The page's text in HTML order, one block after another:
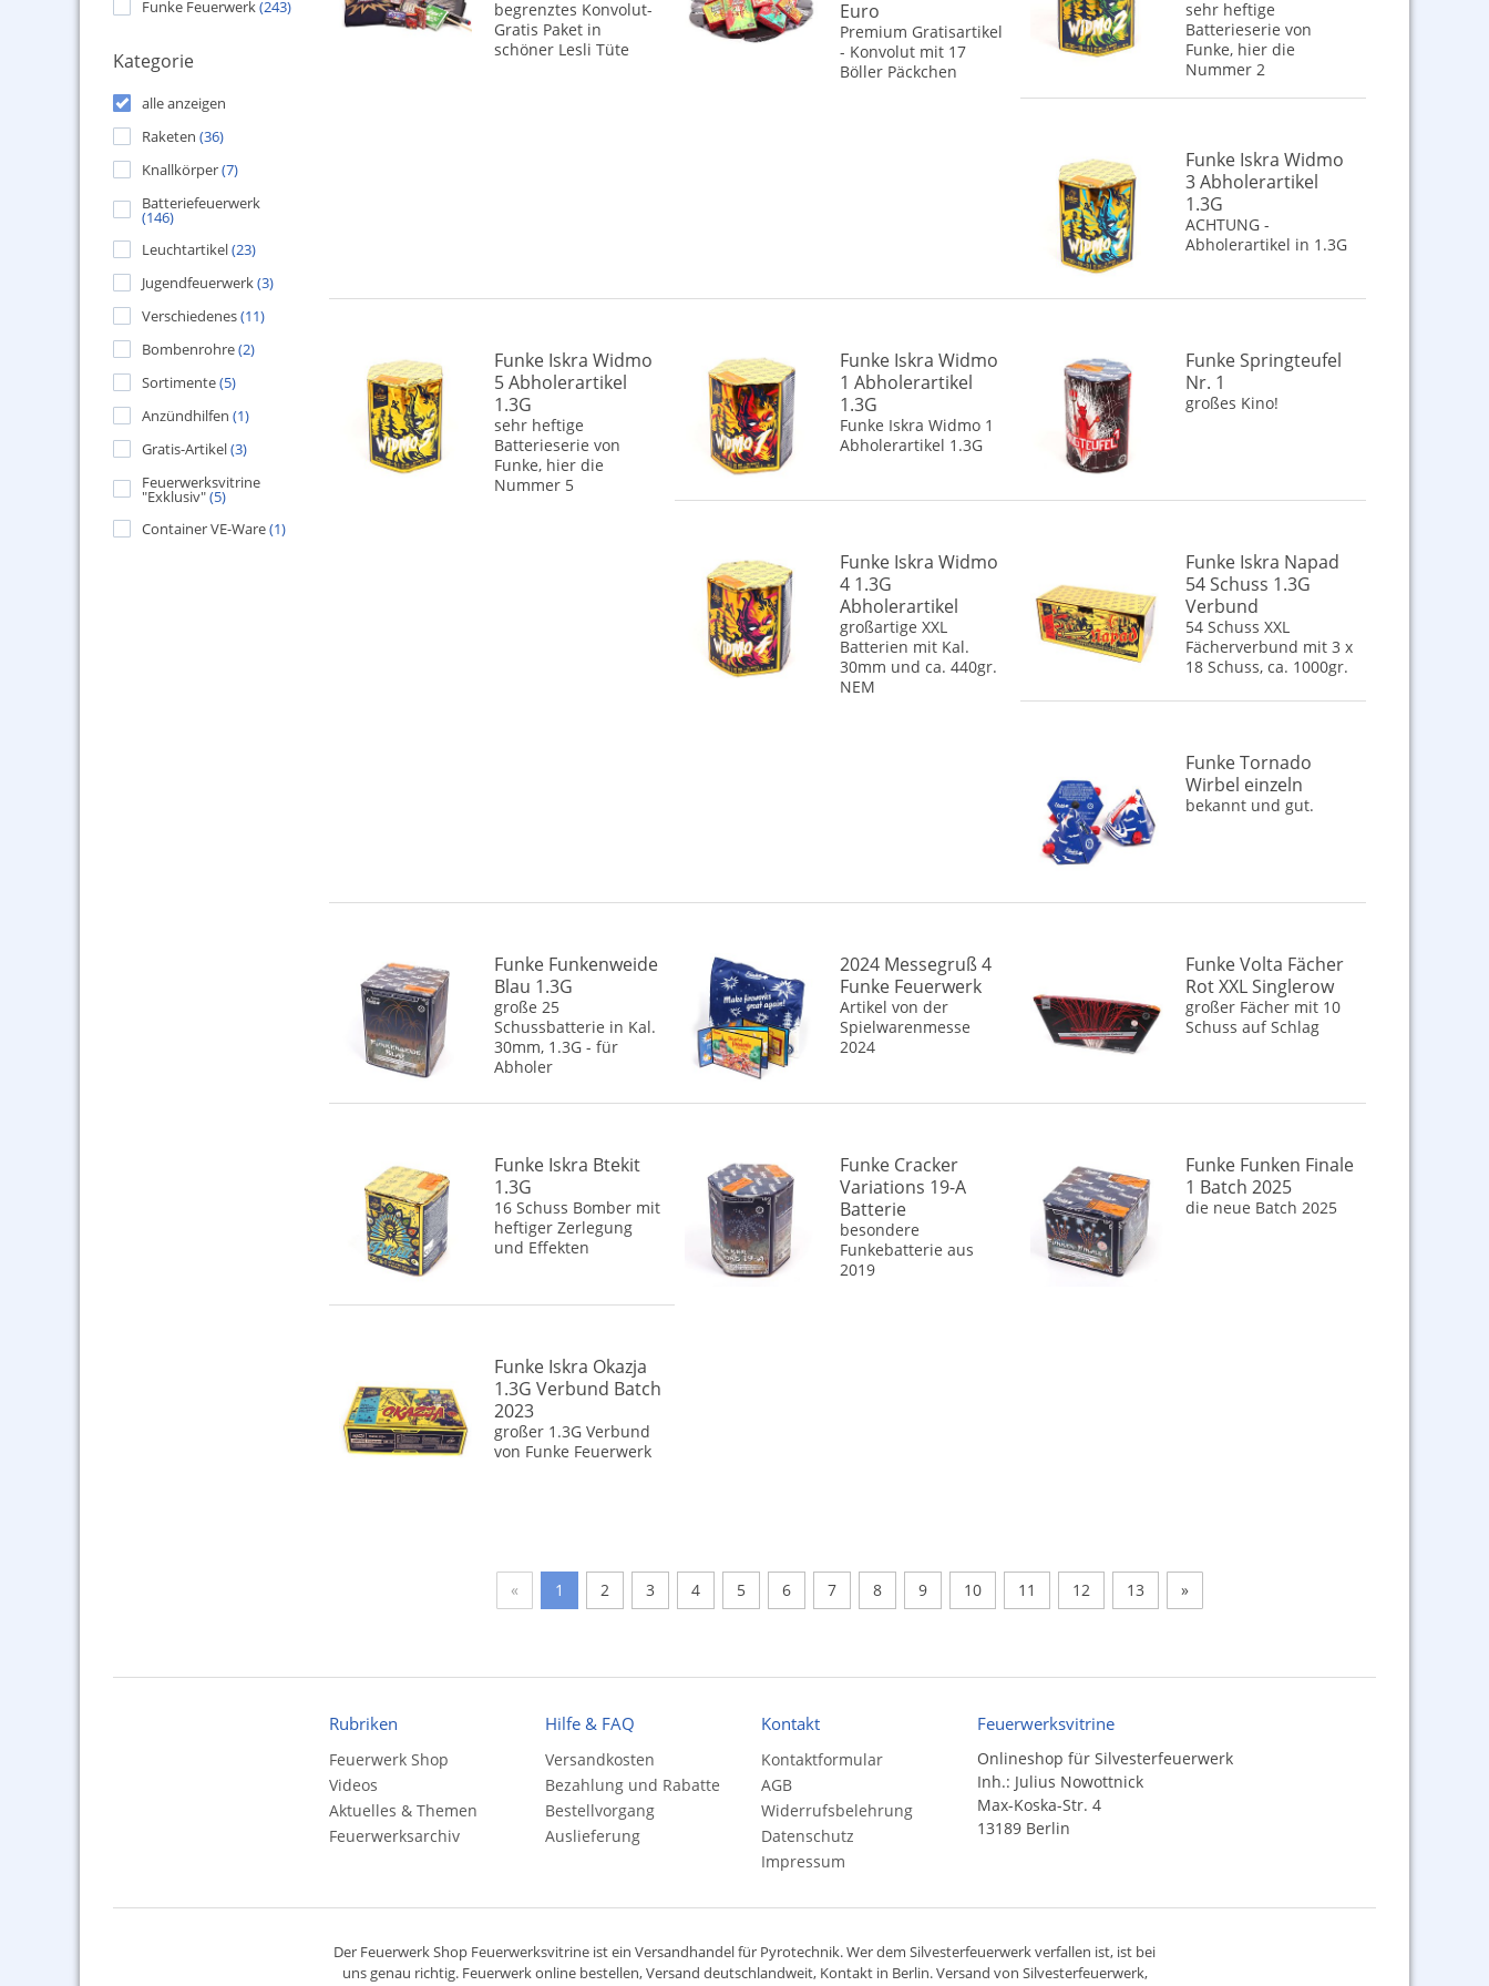
Funke Feuerwerk(243)
Kategorie
alle anzeigen
Raketen (36)
Knallkörper(7)
Batteriefeuerwerk
(146)
Leuchtartikel(23)
Jugendfeuerwerk(3)
Verschiedenes(11)
Bombenrohre(2)
Sortimente(5)
Anzündhilfen (1)
Gratis-Artikel(3)
Feuerwerksvitrine
"Exklusiv"(5)
Container VE-Ware(1)
begrenztes Konvolut-
Gratis Paket in
schöner Lesli Tüte
Euro
Premium Gratisartikel
- Konvolut mit 17
Böller Päckchen
sehr heftige
Batterieserie von
Funke, hier die
Nummer 2
Funke Iskra Widmo
3 Abholerartikel
1.3G
ACHTUNG -
Abholerartikel in 1.3G
Funke Iskra Widmo
5 Abholerartikel
1.3G
sehr heftige
Batterieserie von
Funke, hier die
Nummer 5
Funke Iskra Widmo
1 Abholerartikel
1.3G
Funke Iskra Widmo 1
Abholerartikel 1.3G
Funke Springteufel
Nr. 1
großes Kino!
Funke Iskra Widmo
4 1.3G
Abholerartikel
großartige XXL
Batterien mit Kal.
30mm und ca. 440gr.
NEM
Funke Iskra Napad
54 Schuss 1.3G
Verbund
54 Schuss XXL
Fächerverbund mit 3 x
18 Schuss, ca. 1000gr.
Funke Tornado
Wirbel einzeln
bekannt und gut.
Funke Funkenweide
Blau 1.3G
große 25
Schussbatterie in Kal.
30mm, 1.3G - für
Abholer
2024 Messegruß 4
Funke Feuerwerk
Artikel von der
Spielwarenmesse
2024
Funke Volta Fächer
Rot XXL Singlerow
großer Fächer mit 10
Schuss auf Schlag
Funke Iskra Btekit
1.3G
16 Schuss Bomber mit
heftiger Zerlegung
und Effekten
Funke Cracker
Variations 19-A
Batterie
besondere
Funkebatterie aus
2019
Funke Funken Finale
1 Batch 2025
die neue Batch 2025
Funke Iskra Okazja
1.3G Verbund Batch
2023
großer 1.3G Verbund
von Funke Feuerwerk
« 1 2 3 4 5 6 7 8 9 10 11 12 13 »
Rubriken
Feuerwerk Shop
Videos
Aktuelles & Themen
Feuerwerksarchiv
Hilfe & FAQ
Versandkosten
Bezahlung und Rabatte
Bestellvorgang
Auslieferung
Kontakt
Kontaktformular
AGB
Widerrufsbelehrung
Datenschutz
Impressum
Feuerwerksvitrine
Onlineshop für Silvesterfeuerwerk
Inh.: Julius Nowottnick
Max-Koska-Str. 4
13189 Berlin
Der Feuerwerk Shop Feuerwerksvitrine ist ein Versandhandelfür Pyrotechnik. Wer dem Silvesterfeuerwerk verfallen ist, ist bei
uns genau richtig. Feuerwerk online bestellen,Versand deutschlandweit, Kontakt in Berlin. Versand von Silvesterfeuerwerk,